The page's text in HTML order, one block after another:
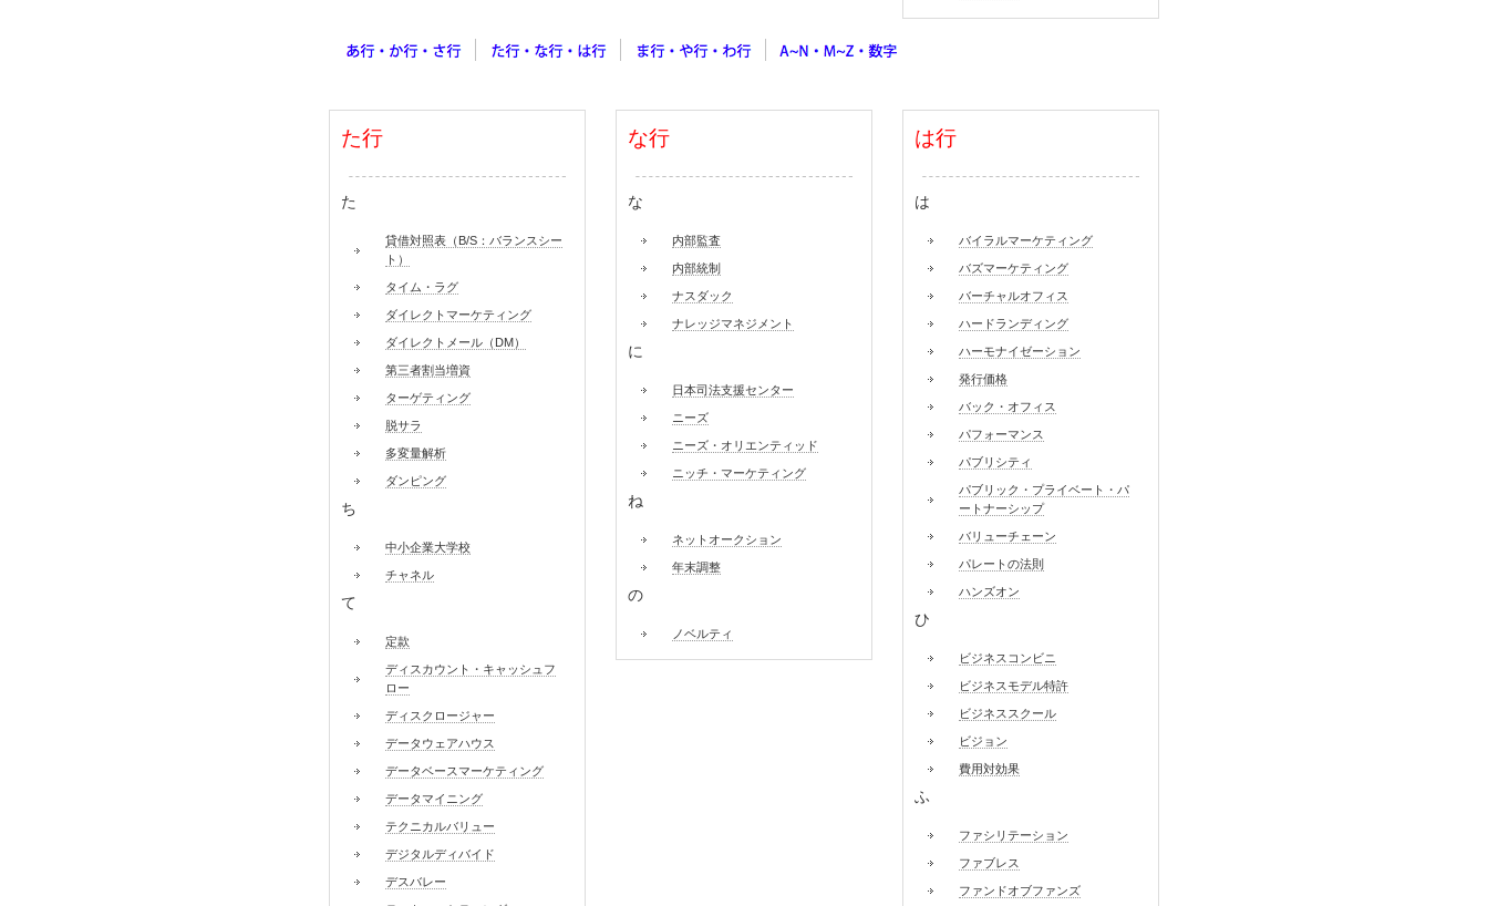
た行
た
貸借対照表（B/S：バランスシー
ト）
タイム・ラグ
ダイレクトマーケティング
ダイレクトメール（DM）
第三者割当増資
ターゲティング
脱サラ
多変量解析
ダンピング
ち
中小企業大学校
チャネル
て
定款
ディスカウント・キャッシュフ
ロー
ディスクロージャー
データウェアハウス
データベースマーケティング
データマイニング
テクニカルバリュー
デジタルディバイド
デスバレー
な行
な
内部監査
内部統制
ナスダック
ナレッジマネジメント
に
日本司法支援センター
ニーズ
ニーズ・オリエンティッド
ニッチ・マーケティング
ね
ネットオークション
年末調整
の
ノベルティ
は行
は
バイラルマーケティング
バズマーケティング
バーチャルオフィス
ハードランディング
ハーモナイゼーション
発行価格
バック・オフィス
パフォーマンス
パブリシティ
パブリック・プライベート・パ
ートナーシップ
バリューチェーン
パレートの法則
ハンズオン
ひ
ビジネスコンビニ
ビジネスモデル特許
ビジネススクール
ビジョン
費用対効果
ふ
ファシリテーション
ファブレス
ファンドオブファンズ